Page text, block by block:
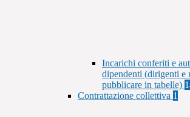
Incarichi conferiti e
dipendenti (dirigenti e
pubblicare in tabelle)
Contrattazione collettiva 1